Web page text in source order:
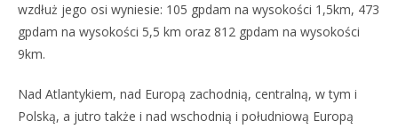
wzdłuż jego osi wyniesie: 105 gpdam na wysokości 1,5km, 473
gpdam na wysokości 5,5 km oraz 812 gpdam na wysokości
9km.
Nad Atlantykiem, nad Europą zachodnią, centralną, w tym i
Polską, a jutro także i nad wschodnią i południową Europą